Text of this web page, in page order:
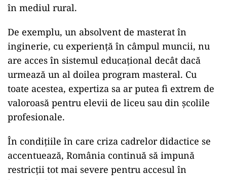
în mediul rural.
De exemplu, un absolvent de masterat în
inginerie, cu experiență în câmpul muncii, nu
are acces în sistemul educațional decât dacă
urmează un al doilea program masteral. Cu
toate acestea, expertiza sa ar putea fi extrem de
valoroasă pentru elevii de liceu sau din școlile
profesionale.
În condițiile în care criza cadrelor didactice se
accentuează, România continuă să impună
restricții tot mai severe pentru accesul în